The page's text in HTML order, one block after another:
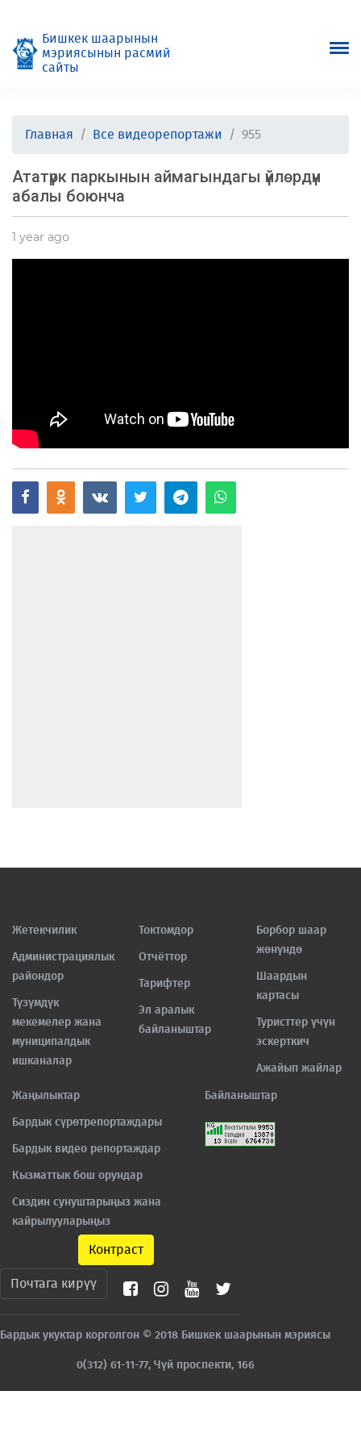
Бишкек шаарынын
мэриясынын расмий
сайты
Главная Все видеорепортажи 955
Ататүрк паркынын аймагындагы үйлөрдүн
абалы боюнча
1 year ago
Жетекчилик
Администрациялык
райондор
Түзүмдүк
мекемелер жана
муниципалдык
ишканалар
Токтомдор
Отчёттор
Тарифтер
Эл аралык
байланыштар
Борбор шаар
жөнүндө
Шаардын
картасы
Туристтер үчүн
эскерткич
Ажайып жайлар
Жаңылыктар
Бардык сүрөтрепортаждары
Бардык видео репортаждар
Кызматтык бош орундар
Сиздин сунуштарыңыз жана
кайрылууларыңыз
Байланыштар
Контраст
Почтага кирүү
Бардык укуктар корголгон © 2018 Бишкек шаарынын мэриясы
0(312) 61-11-77, Чүй проспекти, 166